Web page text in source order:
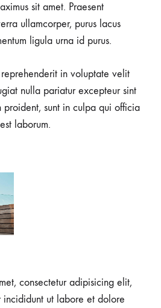
sit amet. Praesent
ullamcorper, purus lacus
ligula urna id purus.
in voluptate velit
nulla pariatur excepteur sint
sunt in culpa qui officia
laborum.
consectetur adipisicing elit,
incididunt ut labore et dolore